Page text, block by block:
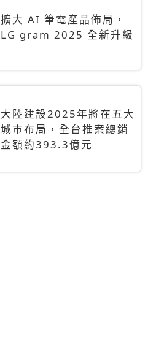
擴大 AI 筆電產品佈局，
LG gram 2025 全新升級
大陸建設2025年將在五大
城市布局，全台推案總銷
金額約393.3億元